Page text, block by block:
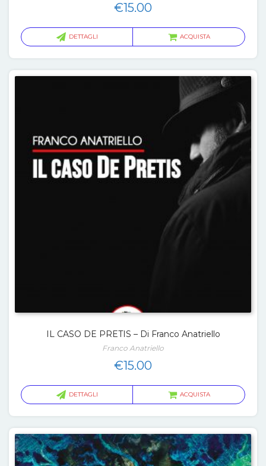
€15.00
DETTAGLI ACQUISTA
IL CASO DE PRETIS – Di Franco Anatriello
Franco Anatriello
€15.00
DETTAGLI ACQUISTA